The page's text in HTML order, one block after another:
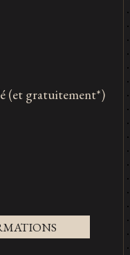
(et gratuitement*)